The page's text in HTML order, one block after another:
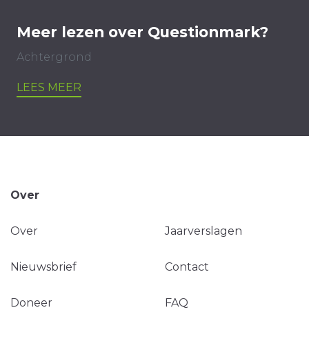
Meer lezen over Questionmark?
Achtergrond
LEES MEER
Over
Over Jaarverslagen
Nieuwsbrief Contact
Doneer FAQ